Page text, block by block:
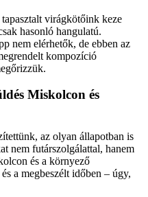
virágkötőink keze
hasonló hangulatú.
nem elérhetők, de ebben az
kompozíció
Miskolcon és
az olyan állapotban is
nem futárszolgálattal, hanem
és a környező
a megbeszélt időben – úgy,